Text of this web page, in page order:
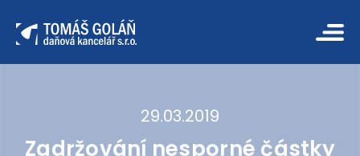
29.03.2019
Zadržování nesporné částky